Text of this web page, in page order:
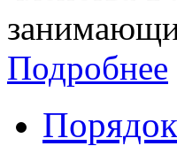
Подробнее